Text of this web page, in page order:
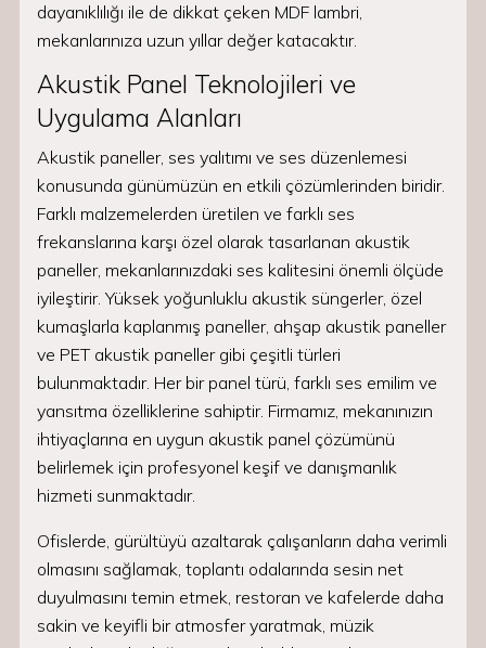
dayanıklılığı ile de dikkat çeken MDF lambri,
mekanlarınıza uzun yıllar değer katacaktır.
Akustik Panel Teknolojileri ve
Uygulama Alanları
Akustik paneller, ses yalıtımı ve ses düzenlemesi
konusunda günümüzün en etkili çözümlerinden biridir.
Farklı malzemelerden üretilen ve farklı ses
frekanslarına karşı özel olarak tasarlanan akustik
paneller, mekanlarınızdaki ses kalitesini önemli ölçüde
iyileştirir. Yüksek yoğunluklu akustik süngerler, özel
kumaşlarla kaplanmış paneller, ahşap akustik paneller
ve PET akustik paneller gibi çeşitli türleri
bulunmaktadır. Her bir panel türü, farklı ses emilim ve
yansıtma özelliklerine sahiptir. Firmamız, mekanınızın
ihtiyaçlarına en uygun akustik panel çözümünü
belirlemek için profesyonel keşif ve danışmanlık
hizmeti sunmaktadır.
Ofislerde, gürültüyü azaltarak çalışanların daha verimli
olmasını sağlamak, toplantı odalarında sesin net
duyulmasını temin etmek, restoran ve kafelerde daha
sakin ve keyifli bir atmosfer yaratmak, müzik